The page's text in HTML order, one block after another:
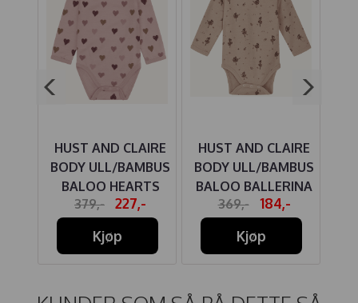
HUST AND CLAIRE
BODY ULL/BAMBUS
BALOO HEARTS
PUFF ADOBE ROSE
379,-
227,-
Kjøp
HUST AND CLAIRE
BODY ULL/BAMBUS
BALOO BALLERINA
ROSE CLOUD
369,-
184,-
Kjøp